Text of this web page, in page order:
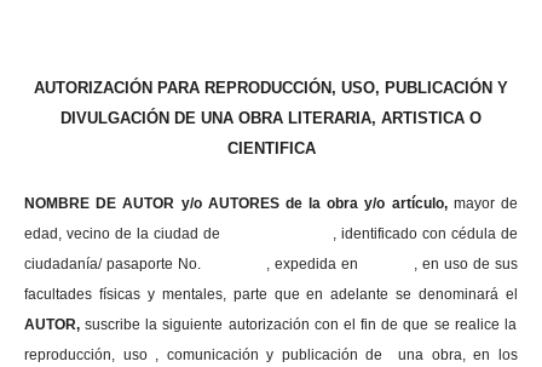
AUTORIZACIÓN PARA REPRODUCCIÓN, USO, PUBLICACIÓN Y
DIVULGACIÓN DE UNA OBRA LITERARIA, ARTISTICA O
CIENTIFICA
NOMBRE DE AUTOR y/o AUTORES de la obra y/o artículo, mayor de
edad, vecino de la ciudad de , identificado con cédula de
ciudadanía/ pasaporte No. , expedida en , en uso de sus
facultades físicas y mentales, parte que en adelante se denominará el
AUTOR,suscribe la siguiente autorización con el fin de que se realice la
reproducción, uso , comunicación y publicación de una obra, en los